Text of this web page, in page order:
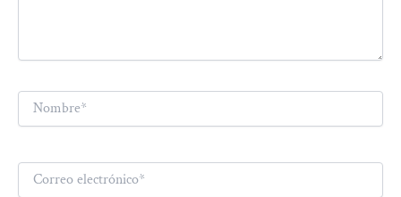
Nombre*
Correo
electrónico*